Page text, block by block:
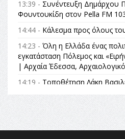
13:39 - Συνέντευξη Δημάρχου
Φουντουκίδη στον Pella FM
14:44 - Κάλεσμα προς όλους
14:23 - Όλη η Ελλάδα ένας
εγκατάσταση Πόλεμος και
| Αρχαία Έδεσσα,
14:19 - Τοποθέτηση Λάκη
Αναθεώρηση του Συντάγματος:
θεσμικές διαδικασίες
στις επόμενες γενιές»
16:35 -Το πρόγραμμα του